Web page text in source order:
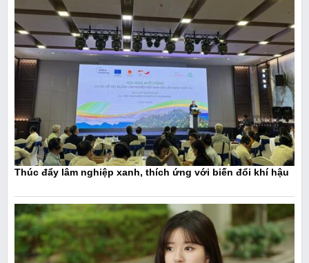
Thúc đẩy lâm nghiệp xanh, thích ứng với biến đổi khí hậu